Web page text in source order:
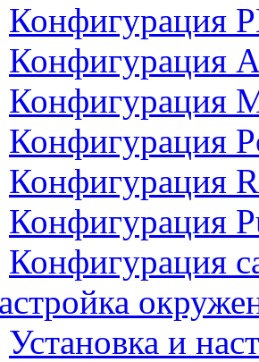
Конфигурация
Конфигурация
Конфигурация
Конфигурация
Конфигурация
Конфигурация
Конфигурация
Установка и